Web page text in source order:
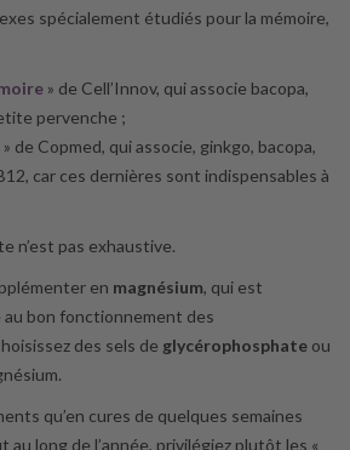
spécialement étudiés pour la mémoire,
» de Cell’Innov, qui associe bacopa,
pervenche ;
» de Copmed, qui associe, ginkgo, bacopa,
car ces dernières sont indispensables à
n’est pas exhaustive.
en magnésium, qui est
bon fonctionnement des
des sels de glycérophosphate ou
qu’en cures de quelques semaines
au long de l’année, privilégiez plutôt les «